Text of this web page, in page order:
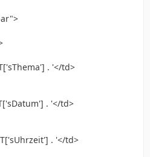
. '</td>
. '</td>
. '</td>